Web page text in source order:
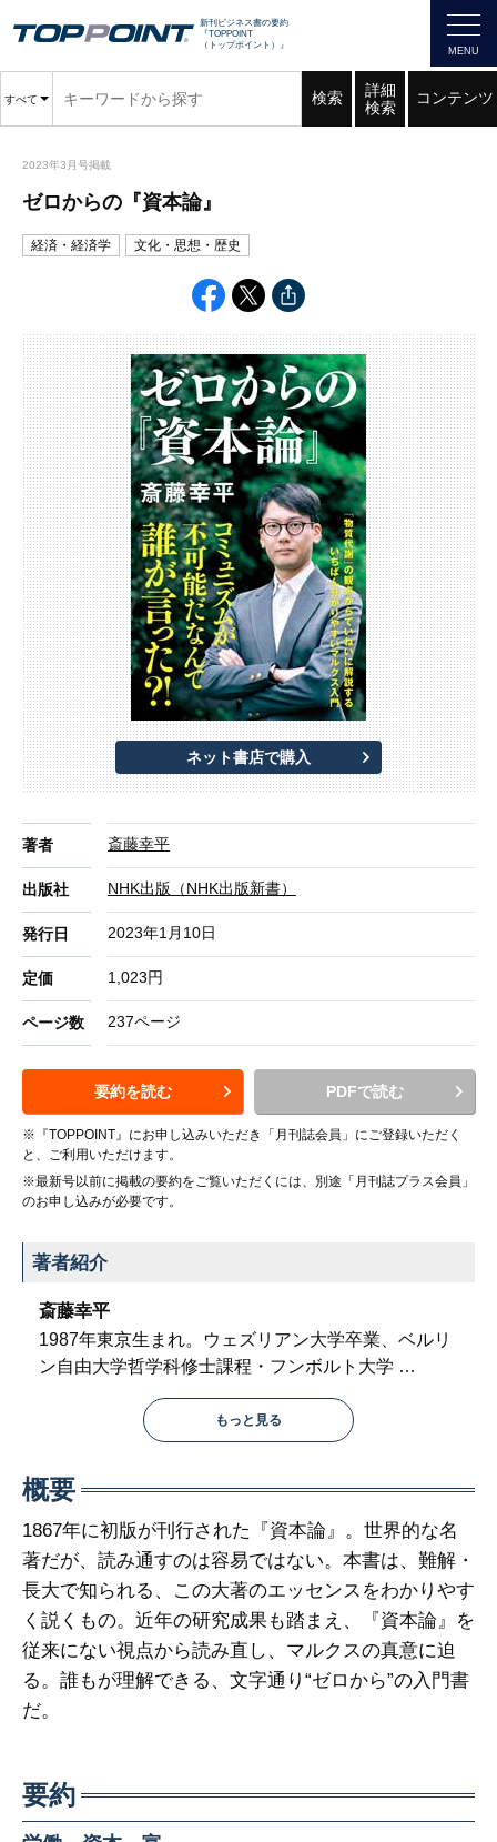
新刊ビジネス書の要約
『TOPPOINT
（トップポイント）』
すべて 検索
詳細
検索
コンテンツ
2023年3月号掲載
ゼロからの『資本論』
経済・経済学 文化・思想・歴史
ネット書店で購入
著者 斎藤幸平
出版社 NHK出版（NHK出版新書）
発行日 2023年1月10日
定価 1,023円
ページ数 237ページ
要約を読む PDFで読む
※『TOPPOINT』にお申し込みいただき「月刊誌会員」にご登録いただく
と、ご利用いただけます。
※最新号以前に掲載の要約をご覧いただくには、別途「月刊誌プラス会員」
のお申し込みが必要です。
著者紹介
斎藤幸平
1987年東京生まれ。ウェズリアン大学卒業、ベルリ
ン自由大学哲学科修士課程・フンボルト大学 …
もっと見る
概要
1867年に初版が刊行された『資本論』。世界的な名
著だが、読み通すのは容易ではない。本書は、難解・
長大で知られる、この大著のエッセンスをわかりやす
く説くもの。近年の研究成果も踏まえ、『資本論』を
従来にない視点から読み直し、マルクスの真意に迫
る。誰もが理解できる、文字通り“ゼロから”の入門書
だ。
要約